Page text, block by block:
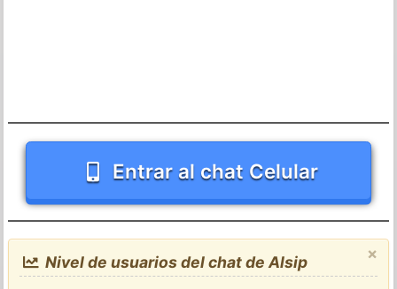
Entrar al chat Celular
×
Nivel de usuarios del chat de Alsip